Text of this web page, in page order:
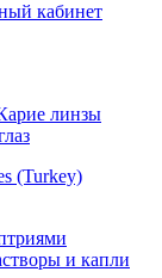
кабинет
линзы
(Turkey)
и капли